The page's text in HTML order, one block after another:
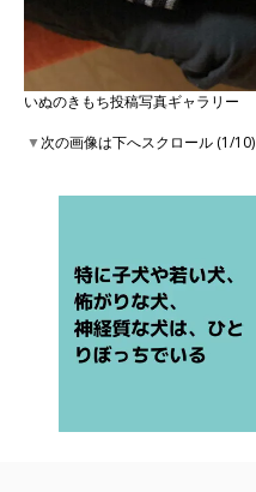
いぬのきもち投稿写真ギャラリー
▼次の画像は下へスクロール (1/10)